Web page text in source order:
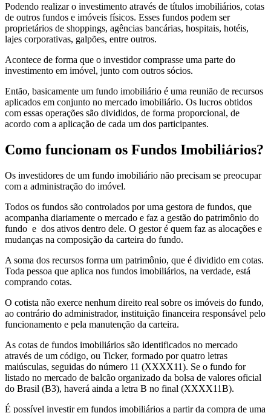
Podendo realizar o investimento através de títulos imobiliários, cotas
de outros fundos e imóveis físicos. Esses fundos podem ser
proprietários de shoppings, agências bancárias, hospitais, hotéis,
lajes corporativas, galpões, entre outros.
Acontece de forma que o investidor comprasse uma parte do
investimento em imóvel, junto com outros sócios.
Então, basicamente um fundo imobiliário é uma reunião de recursos
aplicados em conjunto no mercado imobiliário. Os lucros obtidos
com essas operações são divididos, de forma proporcional, de
acordo com a aplicação de cada um dos participantes.
Como funcionam os Fundos Imobiliários?
Os investidores de um fundo imobiliário não precisam se preocupar
com a administração do imóvel.
Todos os fundos são controlados por uma gestora de fundos, que
acompanha diariamente o mercado e faz a gestão do patrimônio do
fundo e dos ativos dentro dele. O gestor é quem faz as alocações e
mudanças na composição da carteira do fundo.
A soma dos recursos forma um patrimônio, que é dividido em cotas.
Toda pessoa que aplica nos fundos imobiliários, na verdade, está
comprando cotas.
O cotista não exerce nenhum direito real sobre os imóveis do fundo,
ao contrário do administrador, instituição financeira responsável pelo
funcionamento e pela manutenção da carteira.
As cotas de fundos imobiliários são identificados no mercado
através de um código, ou Ticker, formado por quatro letras
maiúsculas, seguidas do número 11 (XXXX11). Se o fundo for
listado no mercado de balcão organizado da bolsa de valores oficial
do Brasil (B3), haverá ainda a letra B no final (XXXX11B).
É possível investir em fundos imobiliários a partir da compra de uma